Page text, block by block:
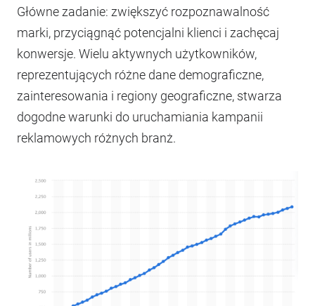
Główne zadanie: zwiększyć rozpoznawalność
marki, przyciągnąć potencjalni klienci i zachęcaj
konwersje. Wielu aktywnych użytkowników,
reprezentujących różne dane demograficzne,
zainteresowania i regiony geograficzne, stwarza
dogodne warunki do uruchamiania kampanii
reklamowych różnych branż.